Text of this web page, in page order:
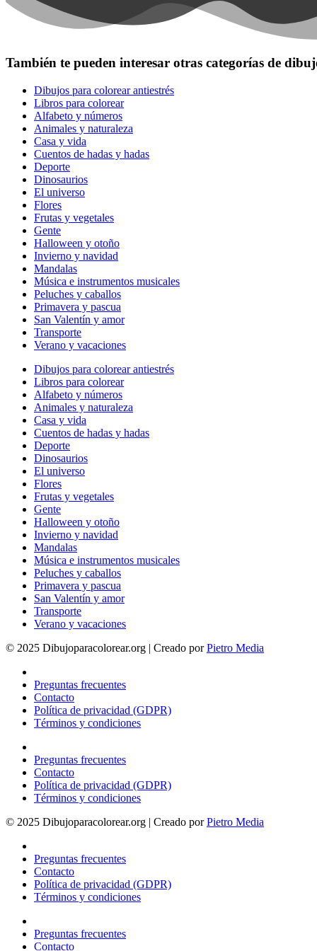
También te pueden interesar otras categorías de
Dibujos para colorear antiestrés
Libros para colorear
Alfabeto y números
Animales y naturaleza
Casa y vida
Cuentos de hadas y hadas
Deporte
Dinosaurios
El universo
Flores
Frutas y vegetales
Gente
Halloween y otoño
Invierno y navidad
Mandalas
Música e instrumentos musicales
Peluches y caballos
Primavera y pascua
San Valentín y amor
Transporte
Verano y vacaciones
Dibujos para colorear antiestrés
Libros para colorear
Alfabeto y números
Animales y naturaleza
Casa y vida
Cuentos de hadas y hadas
Deporte
Dinosaurios
El universo
Flores
Frutas y vegetales
Gente
Halloween y otoño
Invierno y navidad
Mandalas
Música e instrumentos musicales
Peluches y caballos
Primavera y pascua
San Valentín y amor
Transporte
Verano y vacaciones
© 2025 Dibujoparacolorear.org | Creado porPietro Media
Preguntas frecuentes
Contacto
Política de privacidad (GDPR)
Términos y condiciones
Preguntas frecuentes
Contacto
Política de privacidad (GDPR)
Términos y condiciones
© 2025 Dibujoparacolorear.org | Creado porPietro Media
Preguntas frecuentes
Contacto
Política de privacidad (GDPR)
Términos y condiciones
Preguntas frecuentes
Contacto